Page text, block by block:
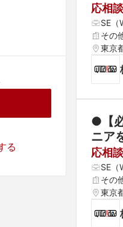
る
応相談
SE（
その
東京
●【
ニア
応相談
SE（
その
東京